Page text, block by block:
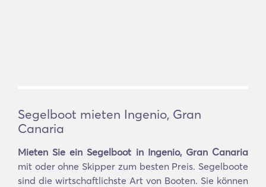
Segelboot mieten Ingenio, Gran
Canaria
Mieten Sie ein Segelboot in Ingenio, Gran Canaria
mit oder ohne Skipper zum besten Preis. Segelboote
sind die wirtschaftlichste Art von Booten. Sie können